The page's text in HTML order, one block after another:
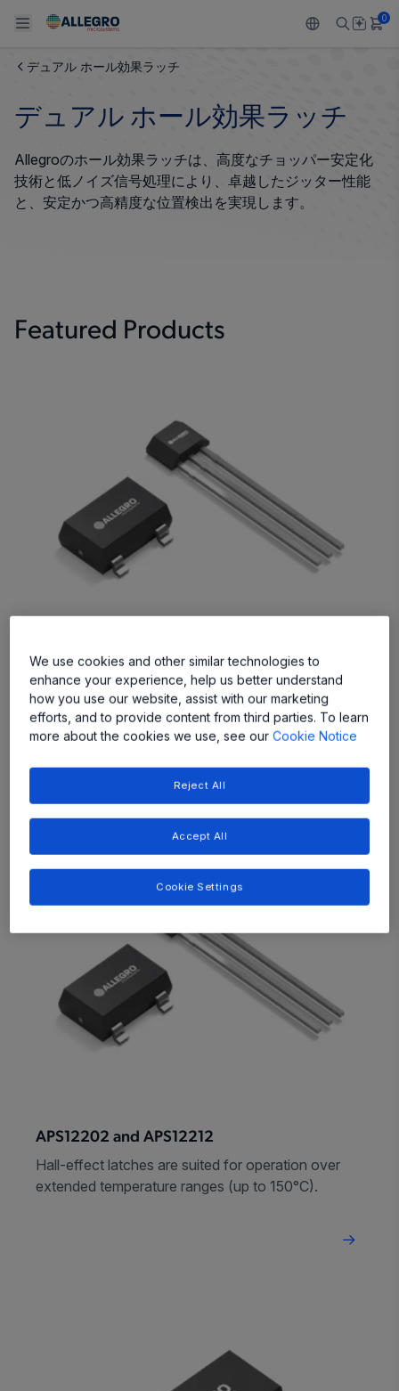
Back To Main Menu
製品
センサー
Back To Main Menu
用途
自動車
Back To Main Menu
設計サポート
設計と開発
パッケージング
Back To Main Menu
技術リソース
Resource Center
Back To Main Menu
ALLEGRO について
私たちの会社
0
デュアル ホール効果ラッチ
デュアル ホール効果ラッチ
Allegroのホール効果ラッチは、高度なチョッパー安定化
技術と低ノイズ信号処理により、卓越したジッター性能
と、安定かつ高精度な位置検出を実現します。
Featured Products
APS11202
Hall-Effect Switch for Automotive, Consumer, and
Industrial Applications
APS12202 and APS12212
Hall-effect latches are suited for operation over
extended temperature ranges (up to 150°C).
We use cookies and other similar technologies to
enhance your experience, help us better understand
how you use our website, assist with our marketing
efforts, and to provide content from third parties. To learn
more about the cookies we use, see ourCookie Notice
Reject All
Accept All
Cookie Settings